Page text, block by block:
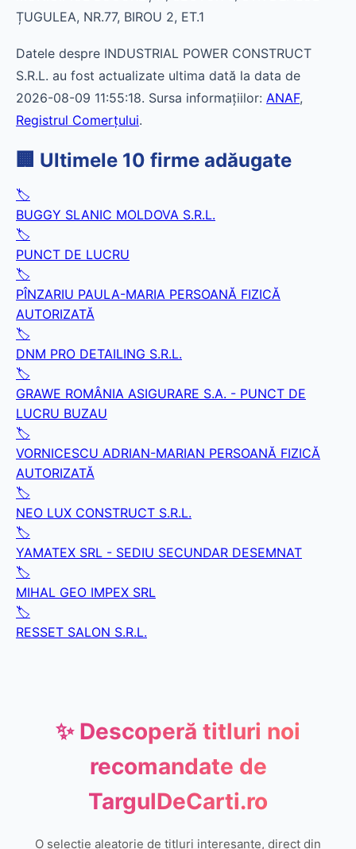
ȚUGULEA, NR.77, BIROU 2, ET.1
Datele despre INDUSTRIAL POWER CONSTRUCT
S.R.L. au fost actualizate ultima dată la data de
2026-08-09 11:55:18. Sursa informațiilor: ANAF,
Registrul Comerțului.
🏢 Ultimele 10 firme adăugate
🏷️
BUGGY SLANIC MOLDOVA S.R.L.
🏷️
PUNCT DE LUCRU
🏷️
PÎNZARIU PAULA-MARIA PERSOANĂ FIZICĂ
AUTORIZATĂ
🏷️
DNM PRO DETAILING S.R.L.
🏷️
GRAWE ROMÂNIA ASIGURARE S.A. - PUNCT DE
LUCRU BUZAU
🏷️
VORNICESCU ADRIAN-MARIAN PERSOANĂ FIZICĂ
AUTORIZATĂ
🏷️
NEO LUX CONSTRUCT S.R.L.
🏷️
YAMATEX SRL - SEDIU SECUNDAR DESEMNAT
🏷️
MIHAL GEO IMPEX SRL
🏷️
RESSET SALON S.R.L.
✨ Descoperă titluri noi
recomandate de
TargulDeCarti.ro
O selecție aleatorie de titluri interesante, direct din